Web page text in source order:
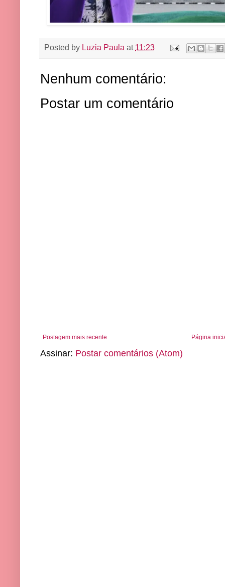
Posted by Luzia Paula at 11:23
Nenhum comentário:
Postar um comentário
Postagem mais recente Página
Assinar: Postar comentários (Atom)